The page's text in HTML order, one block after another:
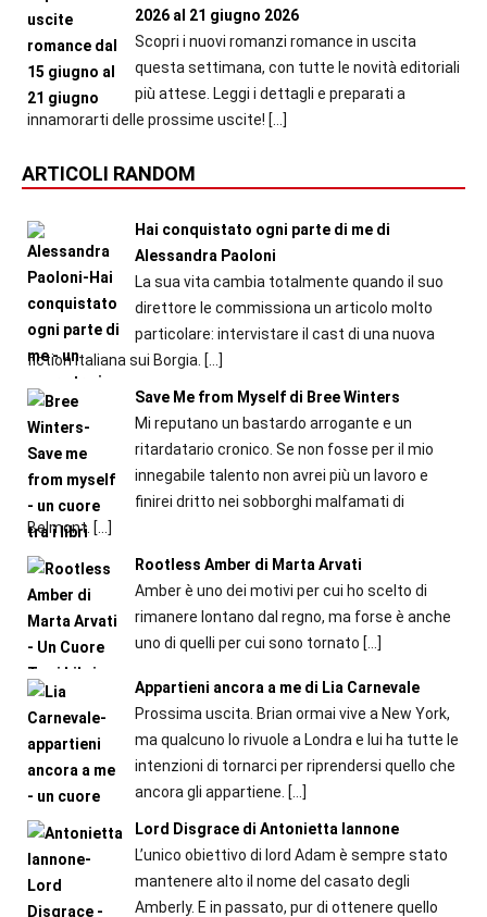
2026 al 21 giugno 2026
Scopri i nuovi romanzi romance in uscita
questa settimana, con tutte le novità editoriali
più attese. Leggi i dettagli e preparati a
innamorarti delle prossime uscite! […]
ARTICOLI RANDOM
Hai conquistato ogni parte di me di
Alessandra Paoloni
La sua vita cambia totalmente quando il suo
direttore le commissiona un articolo molto
particolare: intervistare il cast di una nuova
fiction italiana sui Borgia. […]
Save Me from Myself di Bree Winters
Mi reputano un bastardo arrogante e un
ritardatario cronico. Se non fosse per il mio
innegabile talento non avrei più un lavoro e
finirei dritto nei sobborghi malfamati di
Belmont. […]
Rootless Amber di Marta Arvati
Amber è uno dei motivi per cui ho scelto di
rimanere lontano dal regno, ma forse è anche
uno di quelli per cui sono tornato […]
Appartieni ancora a me di Lia Carnevale
Prossima uscita. Brian ormai vive a New York,
ma qualcuno lo rivuole a Londra e lui ha tutte le
intenzioni di tornarci per riprendersi quello che
ancora gli appartiene. […]
Lord Disgrace di Antonietta Iannone
L’unico obiettivo di lord Adam è sempre stato
mantenere alto il nome del casato degli
Amberly. E in passato, pur di ottenere quello